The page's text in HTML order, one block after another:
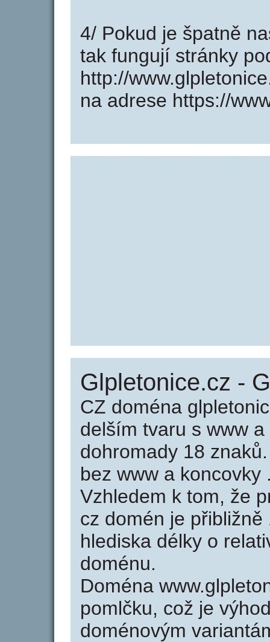
4/ Pokud je špatně
tak fungují stránky
http://
na adrese https://
Glpletonice.cz -
CZ doména
delším tvaru s www
dohromady 18
bez www a koncovky
Vzhledem k tom, že
cz domén je
hlediska délky o
doménu.
Doména
pomlčku, což je
doménovým